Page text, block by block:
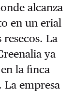
alcanza
en un erial
La
ya
la finca
La empresa